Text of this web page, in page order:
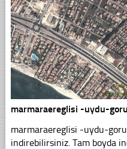
marmaraereglisi -uydu-
marmaraereglisi -uydu-
indirebilirsiniz. Tam boyda